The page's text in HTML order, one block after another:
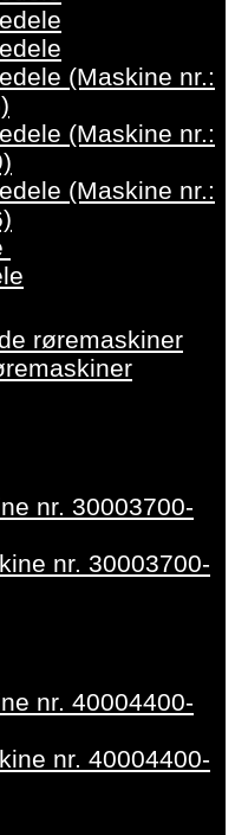
(Maskine nr.:
(Maskine nr.:
(Maskine nr.:
røremaskiner
nr. 30003700-
nr. 30003700-
nr. 40004400-
nr. 40004400-